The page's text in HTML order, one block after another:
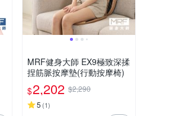
MRF健身大師 EX9極致深揉
捏筋脈按摩墊(行動按摩椅)
$2,202 $2,290
5 (1)